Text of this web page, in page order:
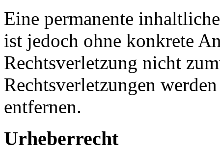
Eine permanente
ist jedoch ohne konkrete
Rechtsverletzung nicht
Rechtsverletzungen
entfernen.
Urheberrecht